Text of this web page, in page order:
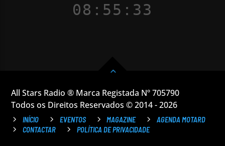
08:55:33
All Stars Radio ® Marca Registada Nº 705790
Todos os Direitos Reservados © 2014 - 2026
INÍCIO EVENTOS MAGAZINE
AGENDA MOTARD
CONTACTAR
POLÍTICA DE PRIVACIDADE